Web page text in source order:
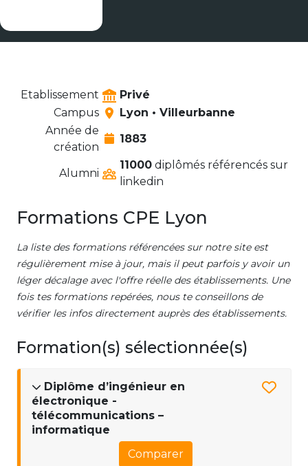
Etablissement
Privé
Campus
Lyon • Villeurbanne
Année de
création
1883
Alumni
11000 diplômés référencés sur
linkedin
Formations CPE Lyon
La liste des formations référencées sur notre site est
régulièrement mise à jour, mais il peut parfois y avoir un
léger décalage avec l'offre réelle des établissements. Une
fois tes formations repérées, nous te conseillons de
vérifier les infos directement auprès des établissements.
Formation(s) sélectionnée(s)
Diplôme d’ingénieur en
électronique -
télécommunications –
informatique
Comparer